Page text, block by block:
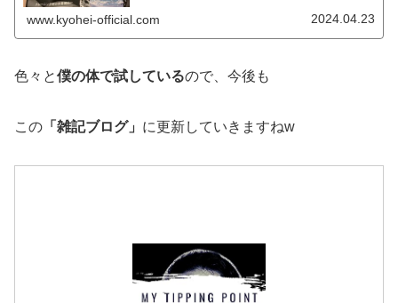
www.kyohei-official.com 2024.04.23
色々と僕の体で試しているので、今後も
この 「雑記ブログ」 に更新していきますねw